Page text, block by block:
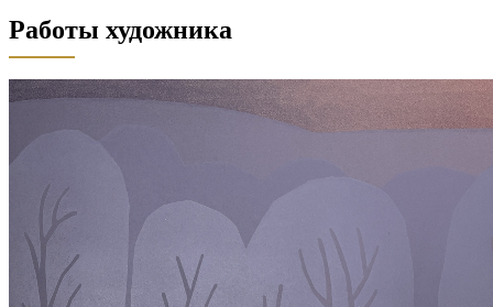
Работы художника